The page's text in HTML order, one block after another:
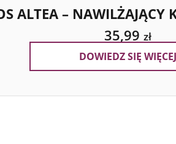
ALTEA – NAWILŻAJĄCY
35,99 zł
DOWIEDZ SIĘ WIĘCEJ